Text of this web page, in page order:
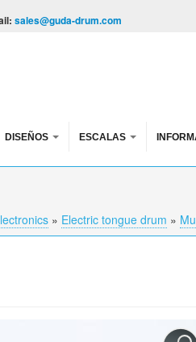
sales@guda-drum.com
DISEÑOS ESCALAS
» Electric tongue drum »